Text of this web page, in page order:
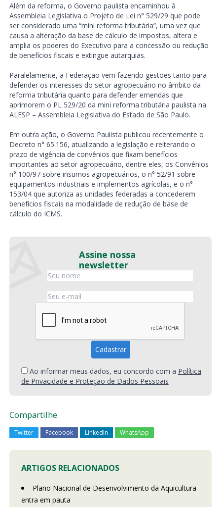
Além da reforma, o Governo paulista encaminhou à
Assembleia Legislativa o Projeto de Lei n° 529/29 que pode
ser considerado uma “mini reforma tributária”, uma vez que
causa a alteração da base de cálculo de impostos, altera e
amplia os poderes do Executivo para a concessão ou redução
de benefícios fiscais e extingue autarquias.
Paralelamente, a Federação vem fazendo gestões tanto para
defender os interesses do setor agropecuário no âmbito da
reforma tributária quanto para defender emendas que
aprimorem o PL 529/20 da mini reforma tributária paulista na
ALESP – Assembleia Legislativa do Estado de São Paulo.
Em outra ação, o Governo Paulista publicou recentemente o
Decreto n° 65.156, atualizando a legislação e reiterando o
prazo de vigência de convênios que fixam benefícios
importantes ao setor agropecuário, dentre eles, os Convênios
n° 100/97 sobre insumos agropecuários, o n° 52/91 sobre
equipamentos industriais e implementos agrícolas, e o n°
153/04 que autoriza as unidades federadas a concederem
benefícios fiscais na modalidade de redução de base de
cálculo do ICMS.
Assine nossa
newsletter
Ao informar meus dados, eu concordo com a Política
de Privacidade e Proteção de Dados Pessoais
Compartilhe
Twitter Facebook LinkedIn WhatsApp
ARTIGOS RELACIONADOS
Plano Nacional de Desenvolvimento da Aquicultura
entra em pauta